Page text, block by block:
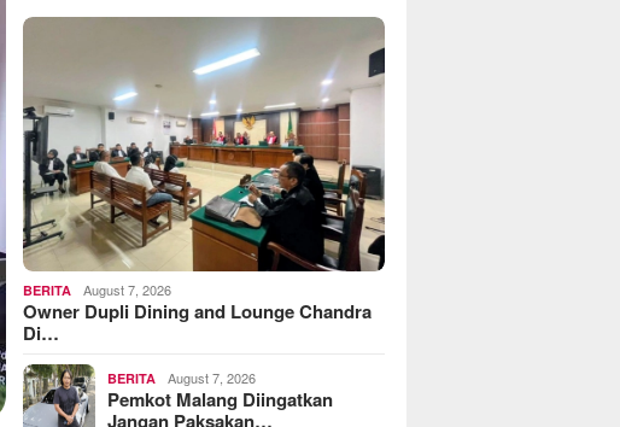
BERITA August 7, 2026
Owner Dupli Dining and Lounge Chandra
Di…
BERITA August 7, 2026
Pemkot Malang Diingatkan
Jangan Paksakan…